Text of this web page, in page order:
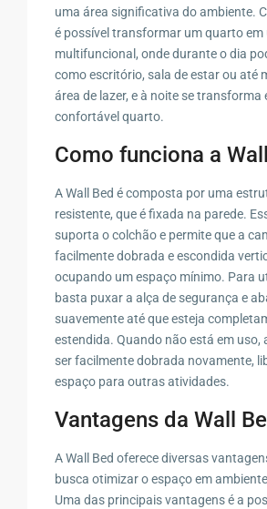
uma área significativa do ambiente.
é possível transformar um quarto em
multifuncional, onde durante o dia
como escritório, sala de estar ou até
área de lazer, e à noite se transforma
confortável quarto.
Como funciona a
A Wall Bed é composta por uma
resistente, que é fixada na parede.
suporta o colchão e permite que a
facilmente dobrada e escondida
ocupando um espaço mínimo. Para
basta puxar a alça de segurança e
suavemente até que esteja
estendida. Quando não está em uso,
ser facilmente dobrada novamente,
espaço para outras atividades.
Vantagens da Wall
A Wall Bed oferece diversas
busca otimizar o espaço em
Uma das principais vantagens é a